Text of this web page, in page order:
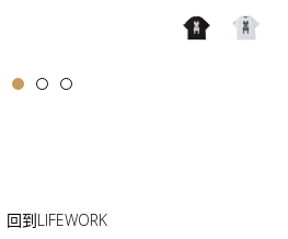
回到LIFEWORK